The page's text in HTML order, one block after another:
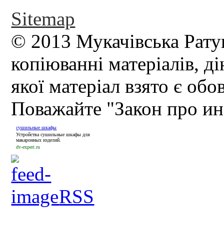
Sitemap
© 2013 Мукачівська
копіюванні матеріалів,
якої матеріал взято є
Поважайте "Закон про
сушильные шкафы
Устройства сушильные шкафы для
макаронных изделий.
dv-expert.ru
RSS